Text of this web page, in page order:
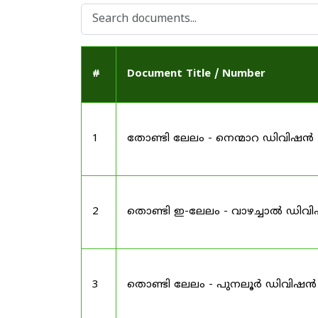
# Document Title / Number
1 തോണ്ടി ലേലം - നെന്മാറ ഡിവിഷൻ
2 തൊണ്ടി ഇ-ലേലം - വാഴച്ചാൽ
3 തൊണ്ടി ലേലം - പുനലൂർ ഡിവിഷൻ